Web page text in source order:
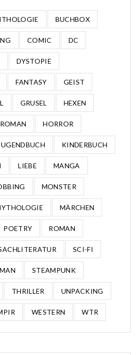
BUCHBOX
COMIC DC
DYSTOPIE
FANTASY GEIST
GRUSEL HEXEN
HORROR
KINDERBUCH
LIEBE MANGA
MONSTER
MÄRCHEN
POETRY ROMAN
SCI-FI
STEAMPUNK
THRILLER UNPACKING
WESTERN WTR